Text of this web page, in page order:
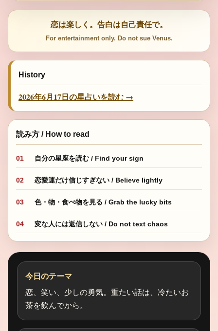
恋は楽しく。告白は自己責任で。
For entertainment only. Do not sue Venus.
History
2026年6月17日の星占いを読む →
読み方 / How to read
01 自分の星座を読む / Find your sign
02 恋愛運だけ信じすぎない / Believe lightly
03 色・物・食べ物を見る / Grab the lucky bits
04 変な人には返信しない / Do not text chaos
今日のテーマ
恋、笑い、少しの勇気。重たい話は、冷たいお
茶を飲んでから。